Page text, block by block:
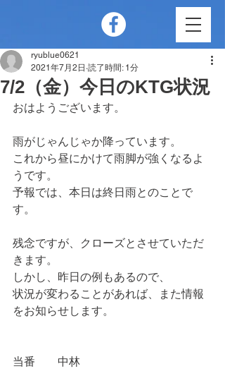
7/2（金）今日のKTG状況
ryublue0621
2021年7月2日 読了時間: 1分
おはようございます。
雨がじゃんじゃか降っています。
これから昼にかけて雨脚が強くなるよ
うです。
予報では、本日は終日雨とのことで
す。
残念ですが、クローズとさせていただ
きます。
しかし、昨日の例もあるので、
状況が変わることがあれば、また情報
をお知らせします。
当番　　中林